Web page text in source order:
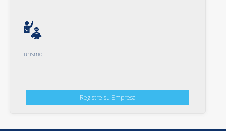
Turismo
Registre su Empresa